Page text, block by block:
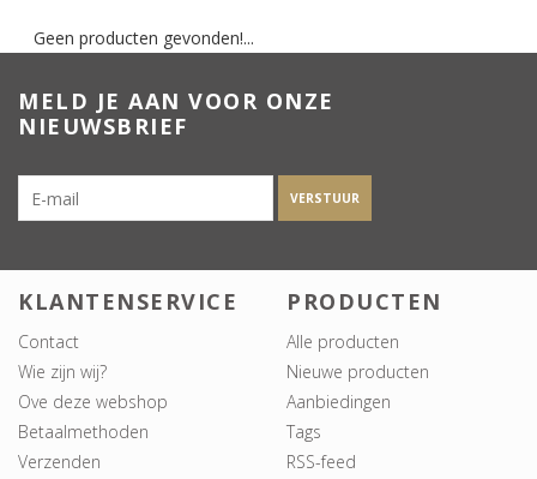
Geen producten gevonden!...
MELD JE AAN VOOR ONZE
NIEUWSBRIEF
VERSTUUR
KLANTENSERVICE
Contact
Wie zijn wij?
Ove deze webshop
Betaalmethoden
Verzenden
PRODUCTEN
Alle producten
Nieuwe producten
Aanbiedingen
Tags
RSS-feed